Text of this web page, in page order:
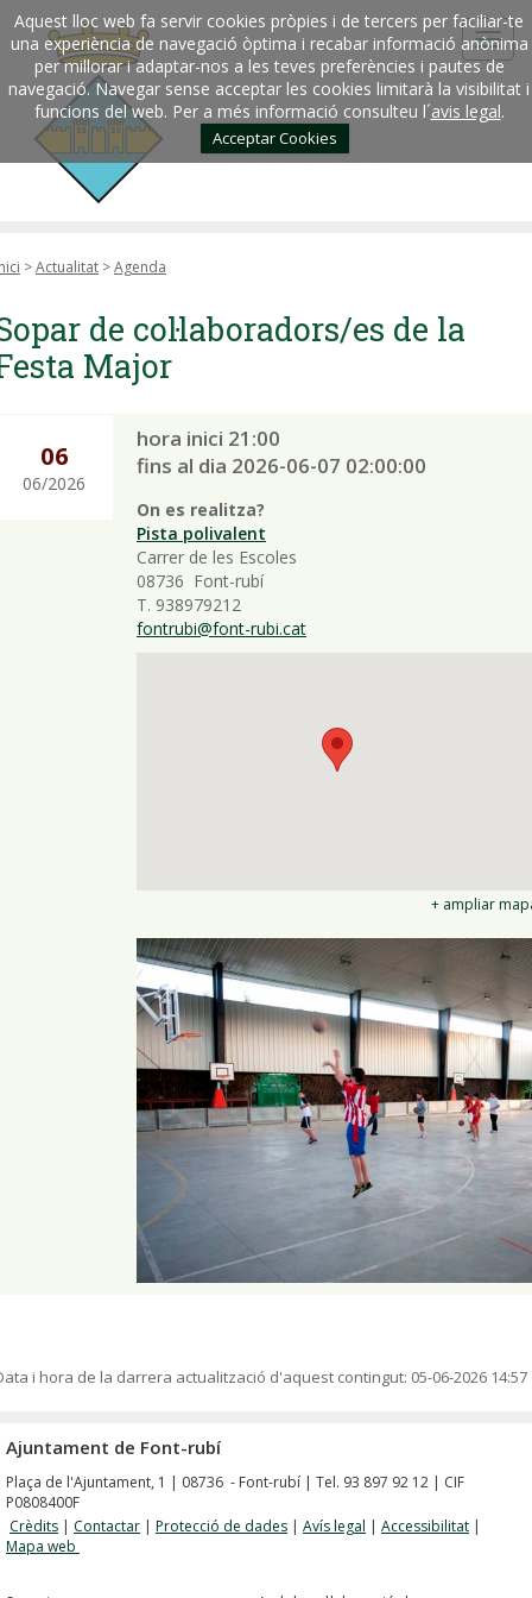
Aquest lloc web fa servir cookies pròpies i de tercers per faciliar-te
una experiència de navegació òptima i recabar informació anònima
per millorar i adaptar-nos a les teves preferències i pautes de
navegació. Navegar sense acceptar les cookies limitarà la visibilitat i
funcions del web. Per a més informació consulteu l´avis legal.
Acceptar Cookies
>Actualitat >Agenda
de col·laboradors/es de la
Major
06
06/2026
hora inici 21:00
fins al dia 2026-06-07 02:00:00
On es realitza?
Pista polivalent
Carrer de les Escoles
08736 Font-rubí
T. 938979212
fontrubi@font-rubi.cat
+ ampliar
i hora de la darrera actualització d'aquest contingut: 05-06-2026 14:57
Ajuntament de Font-rubí
Plaça de l'Ajuntament, 1 | 08736 - Font-rubí | Tel. 93 897 92 12 | CIF
P0808400F
Crèdits | Contactar | Protecció de dades | Avís legal | Accessibilitat |
Mapa web